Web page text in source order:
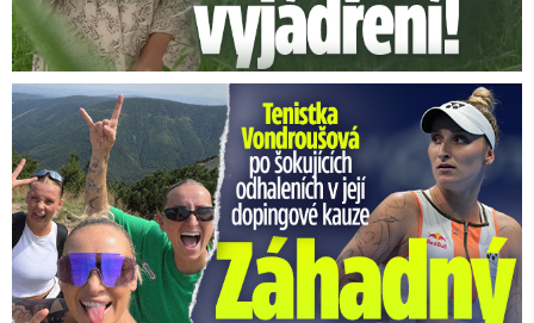
Vondroušová po šokujících odhaleních v kauze: Záhadný vzkaz!